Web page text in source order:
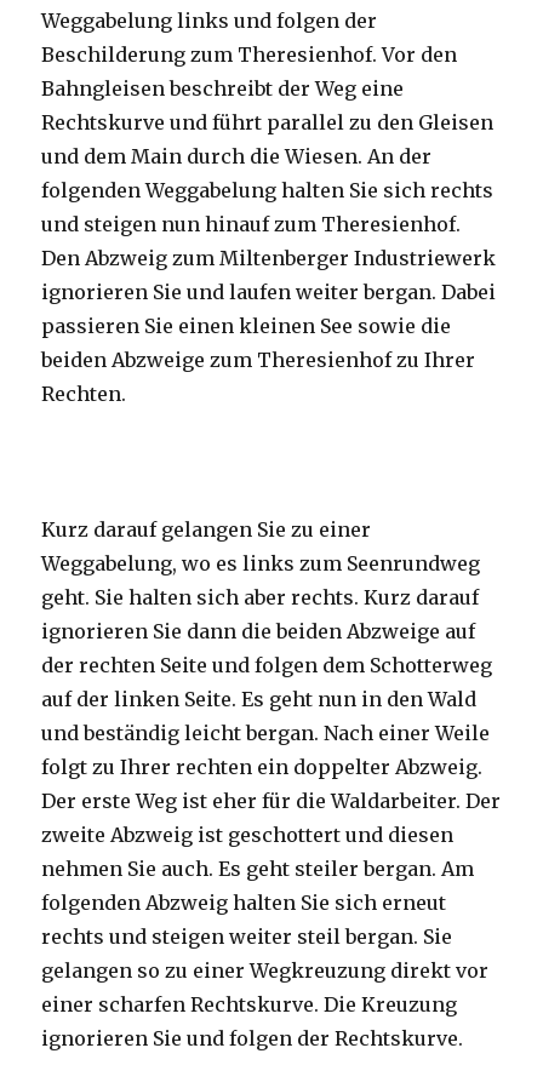
Weggabelung links und folgen der
Beschilderung zum Theresienhof. Vor den
Bahngleisen beschreibt der Weg eine
Rechtskurve und führt parallel zu den Gleisen
und dem Main durch die Wiesen. An der
folgenden Weggabelung halten Sie sich rechts
und steigen nun hinauf zum Theresienhof.
Den Abzweig zum Miltenberger Industriewerk
ignorieren Sie und laufen weiter bergan. Dabei
passieren Sie einen kleinen See sowie die
beiden Abzweige zum Theresienhof zu Ihrer
Rechten.
Kurz darauf gelangen Sie zu einer
Weggabelung, wo es links zum Seenrundweg
geht. Sie halten sich aber rechts. Kurz darauf
ignorieren Sie dann die beiden Abzweige auf
der rechten Seite und folgen dem Schotterweg
auf der linken Seite. Es geht nun in den Wald
und beständig leicht bergan. Nach einer Weile
folgt zu Ihrer rechten ein doppelter Abzweig.
Der erste Weg ist eher für die Waldarbeiter. Der
zweite Abzweig ist geschottert und diesen
nehmen Sie auch. Es geht steiler bergan. Am
folgenden Abzweig halten Sie sich erneut
rechts und steigen weiter steil bergan. Sie
gelangen so zu einer Wegkreuzung direkt vor
einer scharfen Rechtskurve. Die Kreuzung
ignorieren Sie und folgen der Rechtskurve.